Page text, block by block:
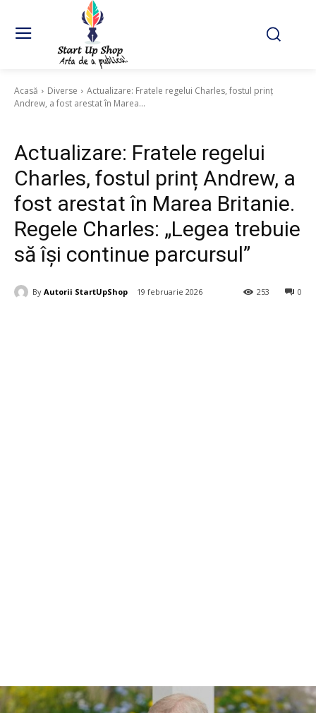
Acasă Diverse
Actualizare: Fratele regelui Charles, fostul prinț
Andrew, a fost arestat în Marea...
Actualizare: Fratele regelui
Charles, fostul prinț Andrew, a
fost arestat în Marea Britanie.
Regele Charles: „Legea trebuie
să își continue parcursul”
By Autorii StartUpShop 19 februarie 2026 0
253